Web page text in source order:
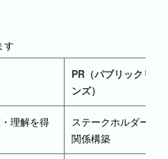
す
PR（パブリックリレ
ンズ）
理解を得
ステークホルダーと
関係構築